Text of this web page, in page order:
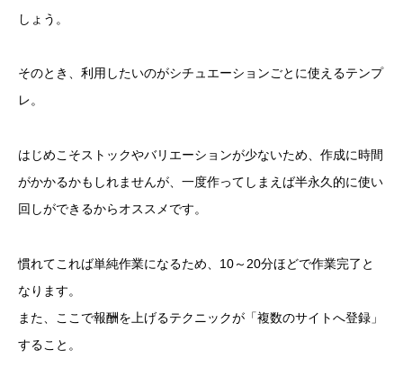
しょう。
そのとき、利用したいのがシチュエーションごとに使えるテンプ
レ。
はじめこそストックやバリエーションが少ないため、作成に時間
がかかるかもしれませんが、一度作ってしまえば半永久的に使い
回しができるからオススメです。
慣れてこれば単純作業になるため、10～20分ほどで作業完了と
なります。
また、ここで報酬を上げるテクニックが「複数のサイトへ登録」
すること。